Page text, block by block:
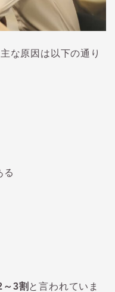
な原因は以下の通り
る
～3割 と言われていま